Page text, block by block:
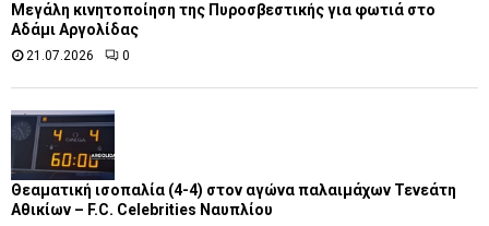
Μεγάλη κινητοποίηση της Πυροσβεστικής για φωτιά στο
Αδάμι Αργολίδας
21.07.2026 0
Θεαματική ισοπαλία (4-4) στον αγώνα παλαιμάχων Τενεάτη
Αθικίων – F.C. Celebrities Ναυπλίου